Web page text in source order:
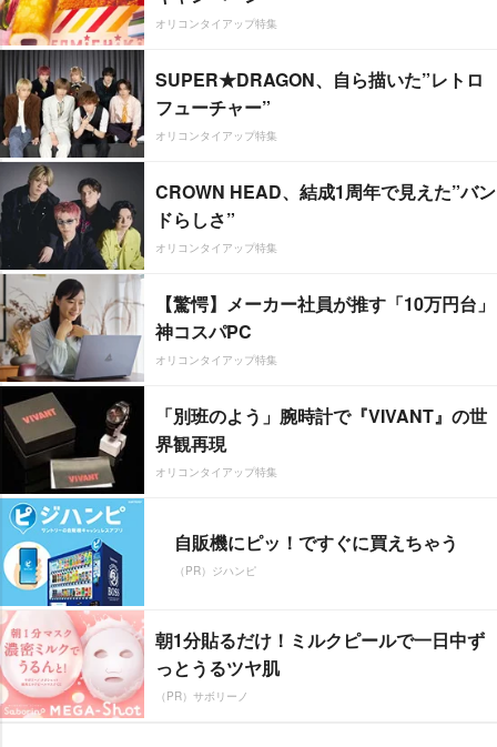
オリコンタイアップ特集
SUPER★DRAGON、自ら描いた”レトロ
フューチャー”
オリコンタイアップ特集
CROWN HEAD、結成1周年で見えた”バン
ドらしさ”
オリコンタイアップ特集
【驚愕】メーカー社員が推す「10万円台」
神コスパPC
オリコンタイアップ特集
「別班のよう」腕時計で『VIVANT』の世
界観再現
オリコンタイアップ特集
自販機にピッ！ですぐに買えちゃう
（PR）ジハンピ
朝1分貼るだけ！ミルクピールで一日中ず
っとうるツヤ肌
（PR）サボリーノ